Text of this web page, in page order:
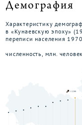
Демография
Характеристику
в «Кунаевскую эпоху»
переписи населения
численность, млн. человек